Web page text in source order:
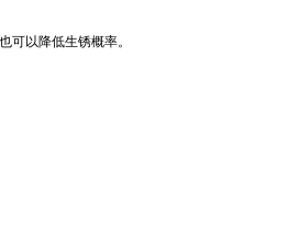
以降低生锈概率。